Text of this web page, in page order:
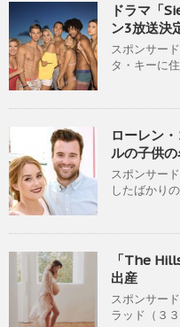
ドラマ「
ン3放送決
スポンサー
タ・キーに
ローレン
ルの子供
スポンサー
したばかり
「The
出産
スポンサー
ラッド（３